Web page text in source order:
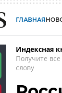
ГЛАВНАЯ
Индексная
Получите
слову